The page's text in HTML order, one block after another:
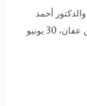
أحمد
الشرقاوى، محافظ الدقهلية، مسجد مسجد بن عفان، 30 يونيو